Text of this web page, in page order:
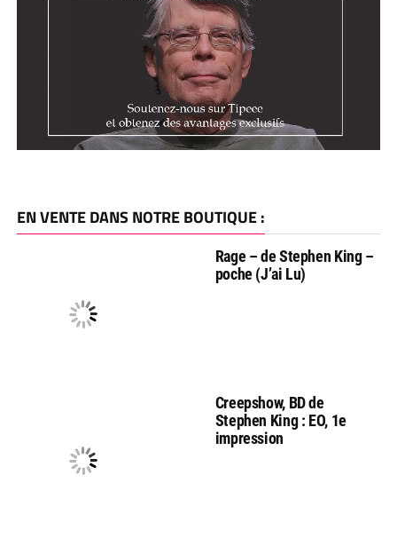
EN VENTE DANS NOTRE BOUTIQUE :
Rage – de Stephen King –
poche (J’ai Lu)
Creepshow, BD de
Stephen King : EO, 1e
impression